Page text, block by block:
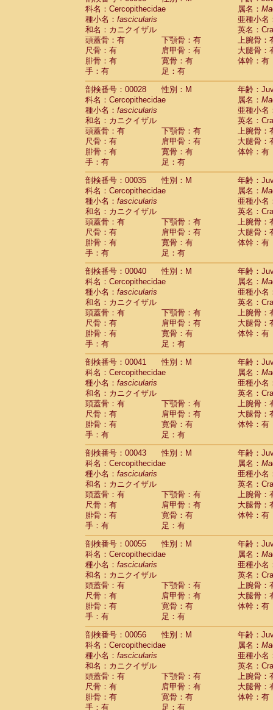
CebidaeSaguinus midas
CebidaeSaguinus mystax
CebidaeSaguinus nigricollis (12)
Cebidae Saguinus oedipus
Cebidae Saguinus weddelli
Cebidae Saguinusspp.
Cebidae Aotus trivirgatus
Cebidae Cebus albifrons
CebidaeCebus apella
CebidaeCebus capucinus
CebidaeCebus nigrivittatus
Cebidae Cebusspp.(0)
Cebidae Saimiri boliviensis
Cebidae Saimiri sciureus
Atelidae Alouatta caraya
AtelidaeAlouatta fusca
AtelidaeAlouatta seniculus
AtelidaeAlouatta
AtelidaeAteles belzebuth
Atelidae Ateles geoffroyi
Atelidae Ateles paniscus
Atelidae Atelesspp.
Atelidae Lagothrix lagothricha
AtelidaeLagothrix lagothricha cana(0)
Pitheciidae
Cacajao calvus
PitheciidaeCallicebus cupreus(0)
Pitheciidae Callicebus donacophilus(0)
Pitheciidae Callicebus moloch(0)
Pitheciidae Callicebus torquatus(0)
Pitheciidae Callicebus
Pitheciidae Chiropotes satanas
Pitheciidae Pithecia monachus
Pitheciidae Pithecia pithecia (0)
Cercopithecidae Cercocebus agilis (0)
Cercopithecidae
Cercocebus
Cercopithecidae
Cercocebus
CercopithecidaeCercocebus
CercopithecidaeCercocebus
CercopithecidaeCercocebus hybrid(0)
CercopithecidaeCercocebus
CercopithecidaeLophocebus
Cercopithecidae
(0)
Cercopithecidae Papio cynocephalus
Cercopithecidae Papio hamadryas(0)
CercopithecidaePapio papio
CercopithecidaePapio
CercopithecidaeMandrillus
CercopithecidaeMandrillus sphinx
CercopithecidaeTheropithecus
CercopithecidaeMacaca arctoides(1)
Cercopithecidae Macaca assamensis
Cercopithecidae
Macaca
CercopithecidaeMacaca cyclopis (6)
CercopithecidaeMacaca fascicularis
CercopithecidaeMacaca fuscaca
CercopithecidaeMacaca fuscata
CercopithecidaeMacaca fuscata
CercopithecidaeMacaca maura(1)
Cercopithecidae Macaca mulatta(45)
Cercopithecidae Macaca nemestrina(3)
Cercopithecidae Macaca nigra(1)
CercopithecidaeMacaca radiata(7)
CercopithecidaeMacaca silenus(0)
CercopithecidaeMacaca sinica (0)
科名：Cercopithecidae
属名：
種小名： fascicularis
亜種小名
和名：カニクイザル
英名：
頭蓋骨：有
下顎骨：有
上腕骨：
尺骨：有
肩甲骨：有
大腿骨：
腓骨：有
寛骨：有
体幹：有
手：有
足：有
剖検番号：00028
性別：M
年齢：
科名：Cercopithecidae
属名：
種小名： fascicularis
亜種小名
和名：カニクイザル
英名：
頭蓋骨：有
下顎骨：有
上腕骨：
尺骨：有
肩甲骨：有
大腿骨：
腓骨：有
寛骨：有
体幹：有
手：有
足：有
剖検番号：00035
性別：M
年齢：
科名：Cercopithecidae
属名：
種小名： fascicularis
亜種小名
和名：カニクイザル
英名：
頭蓋骨：有
下顎骨：有
上腕骨：
尺骨：有
肩甲骨：有
大腿骨：
腓骨：有
寛骨：有
体幹：有
手：有
足：有
剖検番号：00040
性別：M
年齢：
科名：Cercopithecidae
属名：
種小名： fascicularis
亜種小名
和名：カニクイザル
英名：
頭蓋骨：有
下顎骨：有
上腕骨：
尺骨：有
肩甲骨：有
大腿骨：
腓骨：有
寛骨：有
体幹：有
手：有
足：有
剖検番号：00041
性別：M
年齢：
科名：Cercopithecidae
属名：
種小名： fascicularis
亜種小名
和名：カニクイザル
英名：
頭蓋骨：有
下顎骨：有
上腕骨：
尺骨：有
肩甲骨：有
大腿骨：
腓骨：有
寛骨：有
体幹：有
手：有
足：有
剖検番号：00043
性別：M
年齢：
科名：Cercopithecidae
属名：
種小名： fascicularis
亜種小名
和名：カニクイザル
英名：
頭蓋骨：有
下顎骨：有
上腕骨：
尺骨：有
肩甲骨：有
大腿骨：
腓骨：有
寛骨：有
体幹：有
手：有
足：有
剖検番号：00055
性別：M
年齢：
科名：Cercopithecidae
属名：
種小名： fascicularis
亜種小名
和名：カニクイザル
英名：
頭蓋骨：有
下顎骨：有
上腕骨：
尺骨：有
肩甲骨：有
大腿骨：
腓骨：有
寛骨：有
体幹：有
手：有
足：有
剖検番号：00056
性別：M
年齢：
科名：Cercopithecidae
属名：
種小名： fascicularis
亜種小名
和名：カニクイザル
英名：
頭蓋骨：有
下顎骨：有
上腕骨：
尺骨：有
肩甲骨：有
大腿骨：
腓骨：有
寛骨：有
体幹：有
手：有
足：有